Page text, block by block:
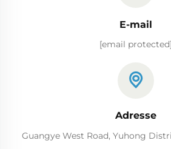
E-mail
[email protected]
Adresse
Guangye West Road, Yuhong